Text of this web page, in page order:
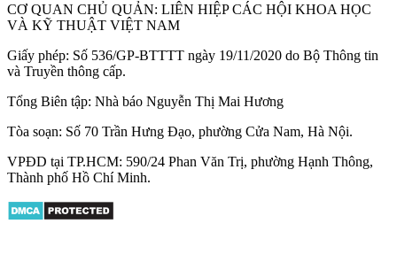
CƠ QUAN CHỦ QUẢN: LIÊN HIỆP CÁC HỘI KHOA HỌC
VÀ KỸ THUẬT VIỆT NAM
Giấy phép: Số 536/GP-BTTTT ngày 19/11/2020 do Bộ Thông tin
và Truyền thông cấp.
Tổng Biên tập: Nhà báo Nguyễn Thị Mai Hương
Tòa soạn: Số 70 Trần Hưng Đạo, phường Cửa Nam, Hà Nội.
VPĐD tại TP.HCM: 590/24 Phan Văn Trị, phường Hạnh Thông,
Thành phố Hồ Chí Minh.